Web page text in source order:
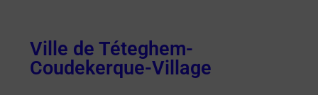
Ville de Téteghem-
Coudekerque-Village